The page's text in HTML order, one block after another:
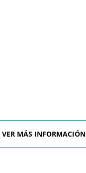
VER MÁS INFORMACIÓN